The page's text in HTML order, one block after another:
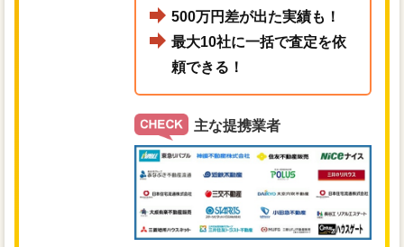
500万円差が出た実績も！
最大10社に一括で査定を依
頼できる！
主な提携業者